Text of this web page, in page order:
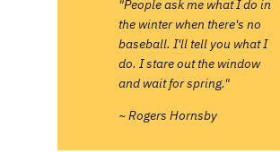
"People ask me what I do in
the winter when there's no
baseball. I'll tell you what I
do. I stare out the window
and wait for spring."
~ Rogers Hornsby